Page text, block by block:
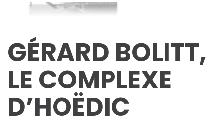
GÉRARD BOLITT,
LE COMPLEXE
D’HOËDIC